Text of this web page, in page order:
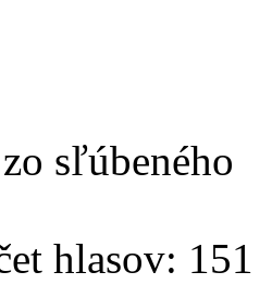
sľúbeného
hlasov: 151